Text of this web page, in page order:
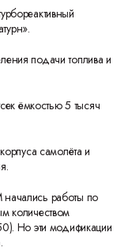
подачи топлива и
ёмкостью 5 тысяч
самолёта и
работы по
количеством
Но эти модификации